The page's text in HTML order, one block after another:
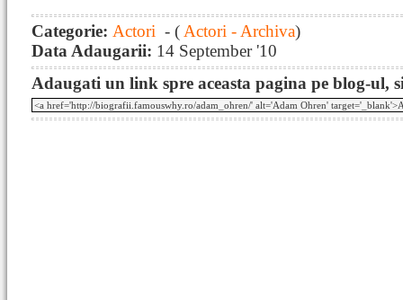
Categorie: Actori - ( Actori - Archiva)
Data Adaugarii: 14 September '10
Adaugati un link spre aceasta pagina pe blog-ul,